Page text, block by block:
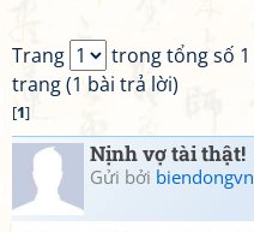
Trang
trong tổng số 1
trang (1 bài trả lời)
[1]
Nịnh vợ tài thật!
Gửi bởi biendongvn